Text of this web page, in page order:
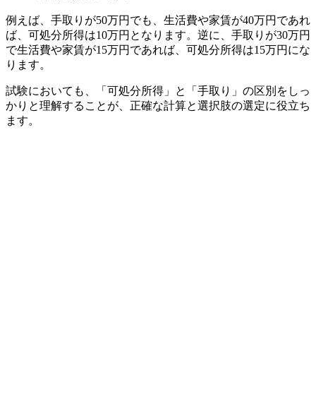
例えば、手取りが50万円でも、生活費や家賃が40万円であれ
ば、可処分所得は10万円となります。逆に、手取りが30万円
で生活費や家賃が15万円であれば、可処分所得は15万円にな
ります。
試験においても、「可処分所得」と「手取り」の区別をしっ
かりと理解することが、正確な計算と選択肢の選定に役立ち
ます。